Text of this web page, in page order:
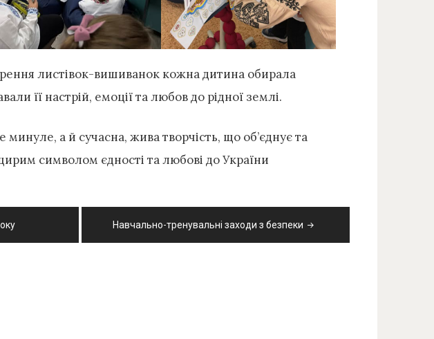
листівок-вишиванок кожна дитина обирала
її настрій, емоції та любов до рідної землі.
минуле, а й сучасна, жива творчість, що об’єднує та
символом єдності та любові до України
Навчально-тренувальні заходи з безпеки